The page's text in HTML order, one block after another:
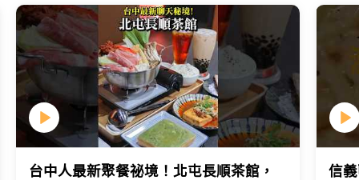
台中人最新聚餐祕境！北屯長順茶館，
信